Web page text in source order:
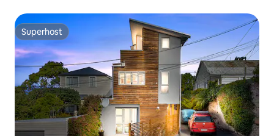
Superhost
Superhost